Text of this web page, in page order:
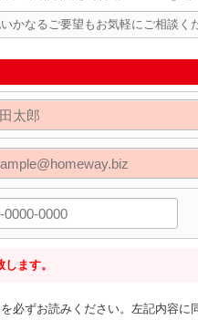
かなるご要望もお気軽にご相談く
ます。
を必ずお読みください。左記内容に